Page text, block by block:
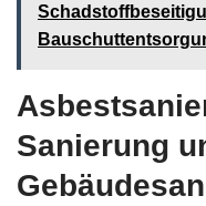
Sanierung